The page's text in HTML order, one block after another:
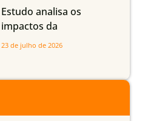
Estudo analisa os
impactos da
infraestrutura logística
do Sul
23 de julho de 2026